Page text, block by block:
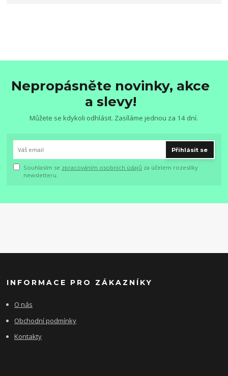
Nepropásněte novinky, akce
a slevy!
Můžete se kdykoli odhlásit. Zasíláme jednou za 14 dní.
Přihlásit se
Souhlasím se zpracováním osobních údajů za účelem rozesílky
newsletteru.
INFORMACE PRO ZÁKAZNÍKY
O nás
Obchodní podmínky
Kontakty